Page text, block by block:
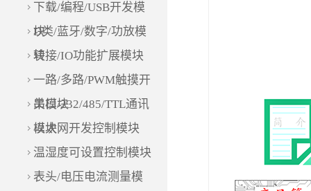
下载/编程/USB开发模
块
D类/蓝牙/数字/功放模
块
转接/IO功能扩展模块
一路/多路/PWM触摸开
关模块
串口/232/485/TTL通讯
模块
以太网开发控制模块
温湿度可设置控制模块
表头/电压电流测量模